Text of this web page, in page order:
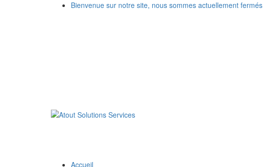
Bienvenue sur notre site, nous sommes actuellement fermés
Accueil